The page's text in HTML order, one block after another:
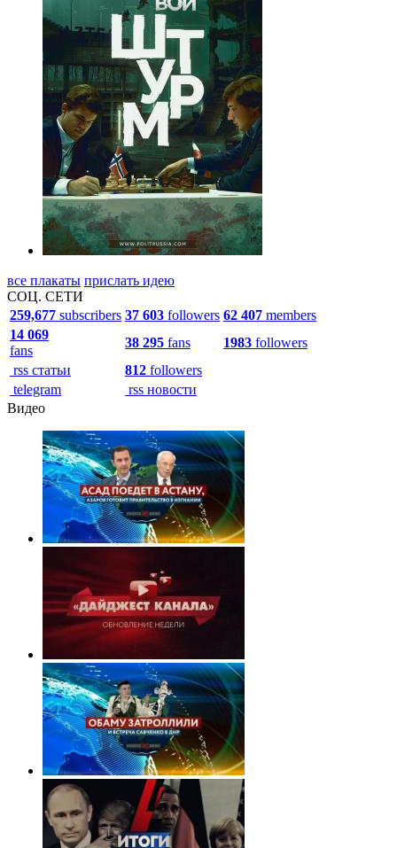
все плакаты прислать идею
СОЦ. СЕТИ
259,677 subscribers 37 603 followers 62 407 members
14 069
fans
38 295 fans 1983 followers
rss статьи
812 followers
telegram
rss новости
Видео